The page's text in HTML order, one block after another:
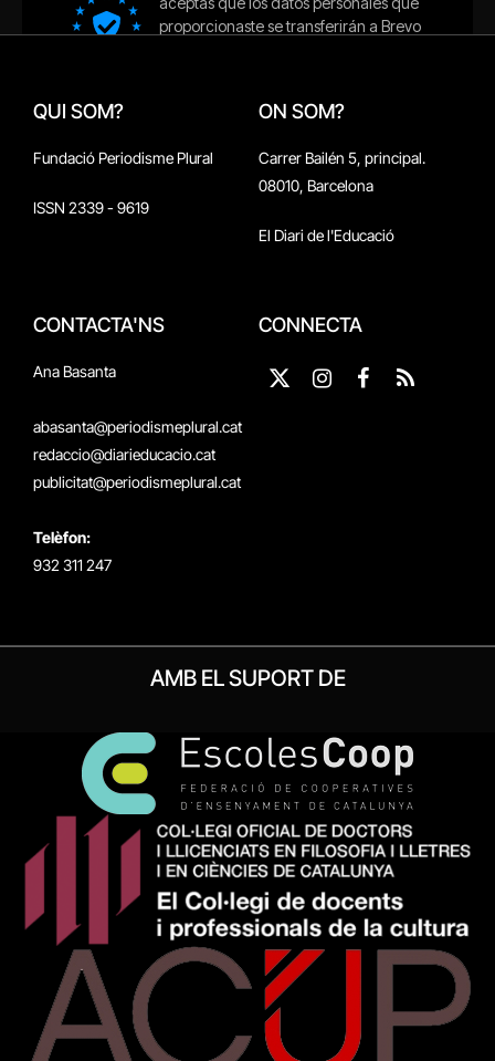
QUI SOM?
Fundació Periodisme Plural
ISSN 2339 - 9619
ON SOM?
Carrer Bailén 5, principal.
08010, Barcelona
El Diari de l'Educació
CONTACTA'NS
Ana Basanta
abasanta@periodismeplural.cat
redaccio@diarieducacio.cat
publicitat@periodismeplural.cat
Telèfon:
932 311 247
CONNECTA
X
Instagram
Facebook
RSS
AMB EL SUPORT DE